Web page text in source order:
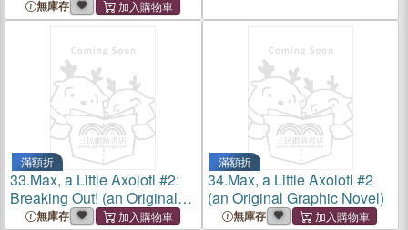
無庫存
滿額折
33.Max, a Little Axolotl #2:
Breaking Out! (an Original
Graphic Novel)
無庫存
滿額折
34.Max, a Little Axolotl #2
(an Original Graphic Novel)
無庫存